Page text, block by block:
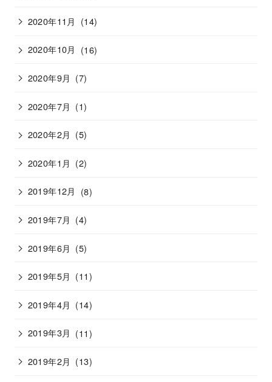
2020年11月 (14)
2020年10月 (16)
2020年9月 (7)
2020年7月 (1)
2020年2月 (5)
2020年1月 (2)
2019年12月 (8)
2019年7月 (4)
2019年6月 (5)
2019年5月 (11)
2019年4月 (14)
2019年3月 (11)
2019年2月 (13)